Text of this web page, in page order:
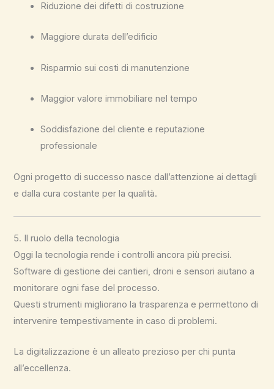
Riduzione dei difetti di costruzione
Maggiore durata dell’edificio
Risparmio sui costi di manutenzione
Maggior valore immobiliare nel tempo
Soddisfazione del cliente e reputazione
professionale
Ogni progetto di successo nasce dall’attenzione ai dettagli
e dalla cura costante per la qualità.
5. Il ruolo della tecnologia
Oggi la tecnologia rende i controlli ancora più precisi.
Software di gestione dei cantieri, droni e sensori aiutano a
monitorare ogni fase del processo.
Questi strumenti migliorano la trasparenza e permettono di
intervenire tempestivamente in caso di problemi.
La digitalizzazione è un alleato prezioso per chi punta
all’eccellenza.